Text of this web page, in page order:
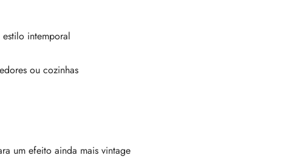
intemporal
ou cozinhas
um efeito ainda mais vintage